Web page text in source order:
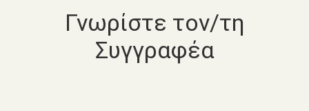
Γνωρίστε τον/τη
Συγγραφέα